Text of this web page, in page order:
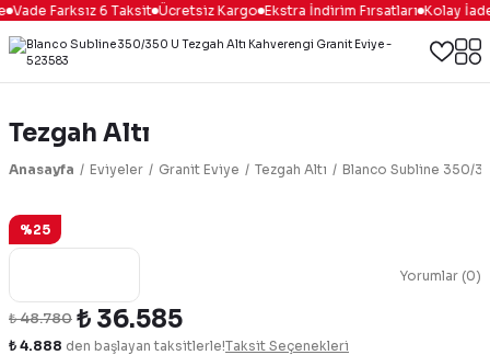
Vade Farksız 6 Taksit Ücretsiz Kargo Ekstra İndirim Fırsatları Kolay
Tezgah Altı
Anasayfa Eviyeler Granit Eviye Tezgah Altı Blanco Subline 350/
%25
Yorumlar (0)
₺ 48.780 ₺ 36.585
₺ 4.888 den başlayan taksitlerle!Taksit Seçenekleri